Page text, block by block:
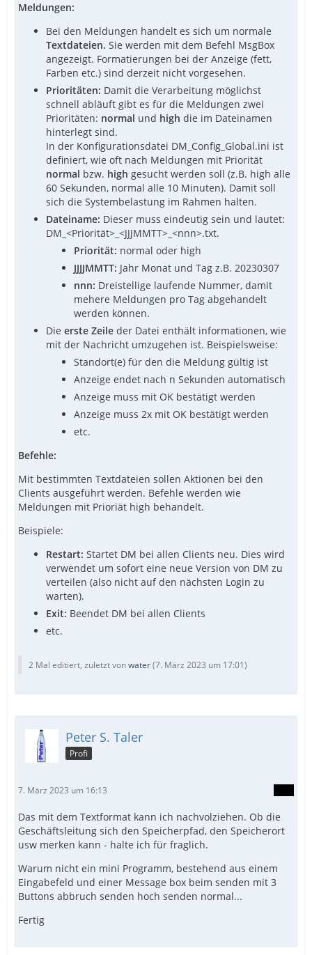
Meldungen:
Bei den Meldungen handelt es sich um normale
Textdateien. Sie werden mit dem Befehl MsgBox
angezeigt. Formatierungen bei der Anzeige (fett,
Farben etc.) sind derzeit nicht vorgesehen.
Prioritäten: Damit die Verarbeitung möglichst
schnell abläuft gibt es für die Meldungen zwei
Prioritäten: normal und high die im Dateinamen
hinterlegt sind.
In der Konfigurationsdatei DM_Config_Global.ini ist
definiert, wie oft nach Meldungen mit Priorität
normal bzw. high gesucht werden soll (z.B. high alle
60 Sekunden, normal alle 10 Minuten). Damit soll
sich die Systembelastung im Rahmen halten.
Dateiname: Dieser muss eindeutig sein und lautet:
DM_<Priorität>_<JJJMMTT>_<nnn>.txt.
Priorität: normal oder high
JJJJMMTT: Jahr Monat und Tag z.B. 20230307
nnn: Dreistellige laufende Nummer, damit
mehere Meldungen pro Tag abgehandelt
werden können.
Die erste Zeile der Datei enthält informationen, wie
mit der Nachricht umzugehen ist. Beispielsweise:
Standort(e) für den die Meldung gültig ist
Anzeige endet nach n Sekunden automatisch
Anzeige muss mit OK bestätigt werden
Anzeige muss 2x mit OK bestätigt werden
etc.
Befehle:
Mit bestimmten Textdateien sollen Aktionen bei den
Clients ausgeführt werden. Befehle werden wie
Meldungen mit Prioriät high behandelt.
Beispiele:
Restart: Startet DM bei allen Clients neu. Dies wird
verwendet um sofort eine neue Version von DM zu
verteilen (also nicht auf den nächsten Login zu
warten).
Exit: Beendet DM bei allen Clients
etc.
2 Mal editiert, zuletzt vonwater(7. März 2023 um 17:01)
Peter S. Taler
Profi
7. März 2023 um 16:13
Das mit dem Textformat kann ich nachvolziehen. Ob die
Geschäftsleitung sich den Speicherpfad, den Speicherort
usw merken kann - halte ich für fraglich.
Warum nicht ein mini Programm, bestehend aus einem
Eingabefeld und einer Message box beim senden mit 3
Buttons abbruch senden hoch senden normal...
Fertig